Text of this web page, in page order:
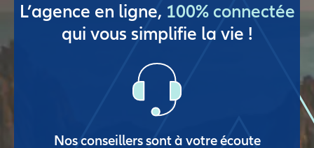
L’agence en ligne, 100% connectée
qui vous simplifie la vie !
Nos conseillers sont à votre écoute